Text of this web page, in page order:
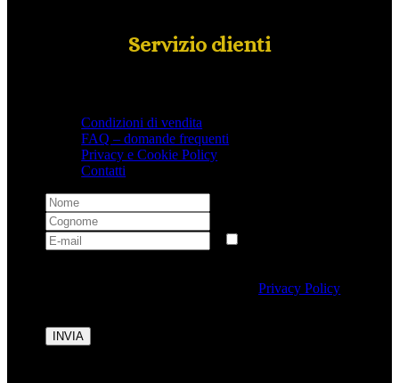
Servizio clienti
Condizioni di vendita
FAQ – domande frequenti
Privacy e Cookie Policy
Contatti
dei dati personali conformemente allaPrivacy Policy
INVIA